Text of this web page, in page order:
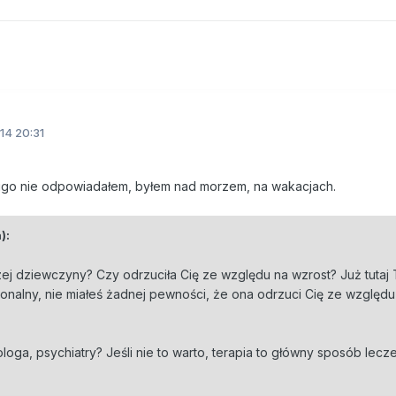
20:31
nie odpowiadałem, byłem nad morzem, na wakacjach.
dziewczyny? Czy odrzuciła Cię ze względu na wzrost? Już tutaj
nie miałeś żadnej pewności, że ona odrzuci Cię ze
psychiatry? Jeśli nie to warto, terapia to główny sposób